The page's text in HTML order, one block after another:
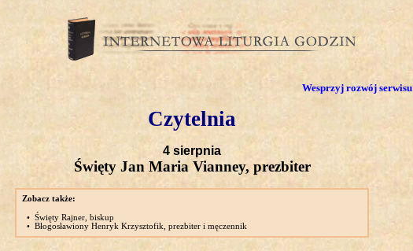
Wesprzyj rozwój serwisu
Czytelnia
4 sierpnia
Święty Jan Maria Vianney, prezbiter
Zobacz także:
• Święty Rajner, biskup
• Błogosławiony Henryk Krzysztofik, prezbiter i męczennik